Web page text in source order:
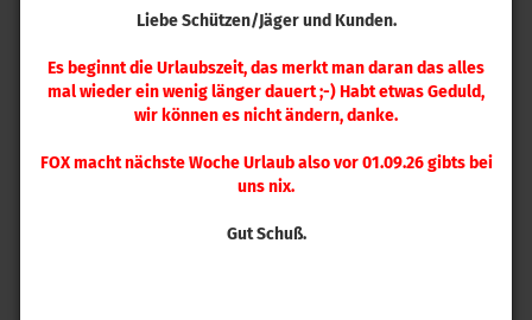
Liebe Schützen/Jäger und Kunden.
Es beginnt die Urlaubszeit, das merkt man daran das alles
mal wieder ein wenig länger dauert ;-) Habt etwas Geduld,
wir können es nicht ändern, danke.
FOX macht nächste Woche Urlaub also vor 01.09.26 gibts bei
uns nix.
Gut Schuß.